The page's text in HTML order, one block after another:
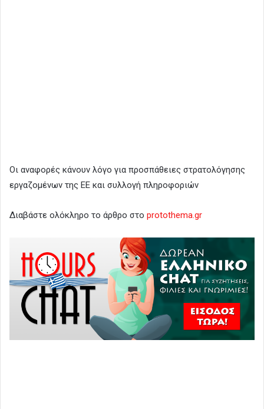
Οι αναφορές κάνουν λόγο για προσπάθειες στρατολόγησης
εργαζομένων της ΕΕ και συλλογή πληροφοριών
Διαβάστε ολόκληρο το άρθρο στο protothema.gr